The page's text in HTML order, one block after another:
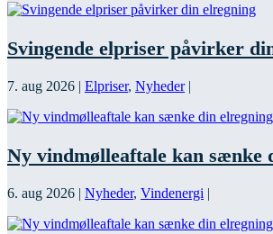
Svingende elpriser påvirker
7. aug 2026 | Elpriser, Nyheder|
Ny vindmølleaftale kan sænke
6. aug 2026 | Nyheder, Vindenergi |